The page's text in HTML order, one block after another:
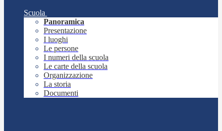
Scuola
Panoramica
Presentazione
I luoghi
Le persone
I numeri della scuola
Le carte della scuola
Organizzazione
La storia
Documenti